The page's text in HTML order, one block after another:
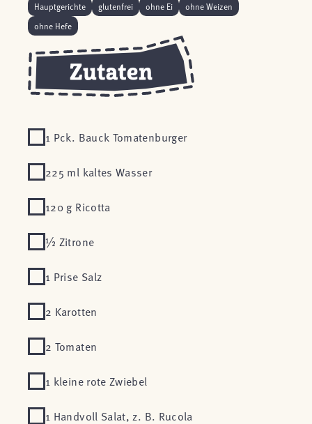
Hauptgerichte glutenfrei ohne Ei
ohne Weizen
ohne Hefe
1 Pck. Bauck Tomatenburger
225 ml kaltes Wasser
120 g Ricotta
½ Zitrone
1 Prise Salz
2 Karotten
2 Tomaten
1 kleine rote Zwiebel
1 Handvoll Salat, z. B. Rucola